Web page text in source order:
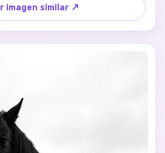
imagen similar ↗